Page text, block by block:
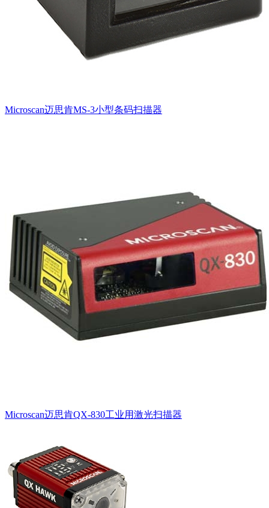
Microscan迈思肯MS-3小型条码扫描器
Microscan迈思肯QX-830工业用激光扫描器